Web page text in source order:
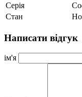
Серія
Стан
Написати відгук
ім'я